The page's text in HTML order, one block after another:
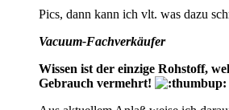
Pics, dann kann ich vlt. was dazu
Vacuum-Fachverkäufer
Wissen ist der einzige Rohstoff,
Gebrauch vermehrt!